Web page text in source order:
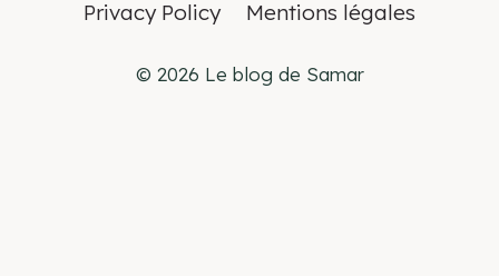
Privacy Policy
Mentions légales
© 2026 Le blog de Samar